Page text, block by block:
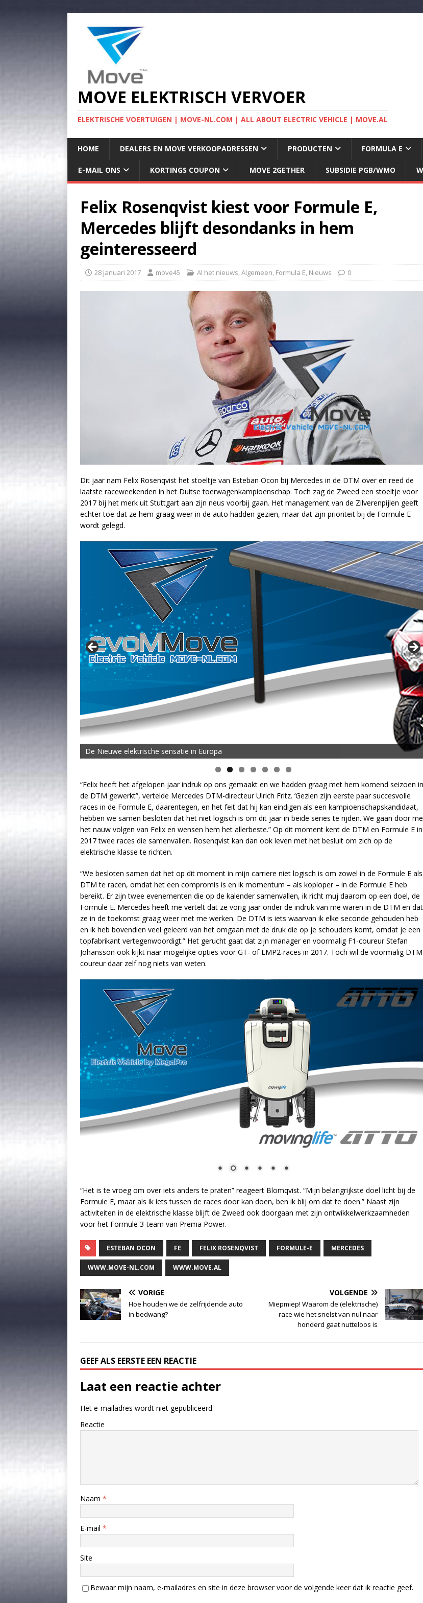
MOVE ELEKTRISCH VERVOER
ELEKTRISCHE VOERTUIGEN | MOVE-NL.COM | ALL ABOUT ELECTRIC VEHICLE | MOVE.AL
HOME DEALERS EN MOVE VERKOOPADRESSEN PRODUCTEN FORMULA E
E-MAIL ONS KORTINGS COUPON MOVE 2GETHER SUBSIDIE PGB/WMO
Felix Rosenqvist kiest voor Formule E,
Mercedes blijft desondanks in hem
geinteresseerd
28 januari 2017 move45 Al het nieuws,Algemeen, Formula E, Nieuws 0
Dit jaar nam Felix Rosenqvist het stoeltje van Esteban Ocon bij Mercedes in de DTM over en reed de
laatste raceweekenden in het Duitse toerwagenkampioenschap. Toch zag de Zweed een stoeltje voor
2017 bij het merk uit Stuttgart aan zijn neus voorbij gaan. Het management van de Zilverenpijlen geeft
echter toe dat ze hem graag weer in de auto hadden gezien, maar dat zijn prioriteit bij de Formule E
wordt gelegd.
De Nieuwe elektrische sensatie in Europa
“Felix heeft het afgelopen jaar indruk op ons gemaakt en we hadden graag met hem komend seizoen in
de DTM gewerkt”, vertelde Mercedes DTM-directeur Ulrich Fritz. ‘Gezien zijn eerste paar succesvolle
races in de Formule E, daarentegen, en het feit dat hij kan eindigen als een kampioenschapskandidaat,
hebben we samen besloten dat het niet logisch is om dit jaar in beide series te rijden. We gaan door
het nauw volgen van Felix en wensen hem het allerbeste.” Op dit moment kent de DTM en Formule E in
2017 twee races die samenvallen. Rosenqvist kan dan ook leven met het besluit om zich op de
elektrische klasse te richten.
“We besloten samen dat het op dit moment in mijn carriere niet logisch is om zowel in de Formule E als
DTM te racen, omdat het een compromis is en ik momentum – als koploper – in de Formule E heb
bereikt. Er zijn twee evenementen die op de kalender samenvallen, ik richt muj daarom op een doel, de
Formule E. Mercedes heeft me vertelt dat ze vorig jaar onder de indruk van me waren in de DTM en dat
ze in de toekomst graag weer met me werken. De DTM is iets waarvan ik elke seconde gehouden heb
en ik heb bovendien veel geleerd van het omgaan met de druk die op je schouders komt, omdat je een
topfabrikant vertegenwoordigt.” Het gerucht gaat dat zijn manager en voormalig F1-coureur Stefan
Johansson ook kijkt naar mogelijke opties voor GT- of LMP2-races in 2017. Toch wil de voormalig
coureur daar zelf nog niets van weten.
“Het is te vroeg om over iets anders te praten” reageert Blomqvist. “Mijn belangrijkste doel licht bij de
Formule E, maar als ik iets tussen de races door kan doen, ben ik blij om dat te doen.” Naast zijn
activiteiten in de elektrische klasse blijft de Zweed ook doorgaan met zijn ontwikkelwerkzaamheden
voor het Formule 3-team van Prema Power.
ESTEBAN OCON FE FELIX ROSENQVIST FORMULE-E MERCEDES
WWW.MOVE-NL.COM WWW.MOVE.AL
VORIGE
Hoe houden we de zelfrijdende auto
in bedwang?
VOLGENDE
Miepmiep! Waarom de (elektrische)
race wie het snelst van nul naar
honderd gaat nutteloos is
GEEF ALS EERSTE EEN REACTIE
Laat een reactie achter
Het e-mailadres wordt niet gepubliceerd.
Reactie
Naam *
E-mail *
Site
Bewaar mijn naam, e-mailadres en site in deze browser voor de volgende keer dat ik reactie geef.